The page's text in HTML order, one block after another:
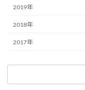
2019年
2018年
2017年